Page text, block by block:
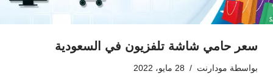
سعر حامي شاشة تلفزيون في السعودية
بواسطة مودارنت 28 مايو، 2022